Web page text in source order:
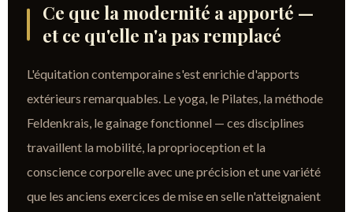
Ce que la modernité a apporté —
et ce qu'elle n'a pas remplacé
L'équitation contemporaine s'est enrichie d'apports
extérieurs remarquables. Le yoga, le Pilates, la méthode
Feldenkrais, le gainage fonctionnel — ces disciplines
travaillent la mobilité, la proprioception et la
conscience corporelle avec une précision et une variété
que les anciens exercices de mise en selle n'atteignaient